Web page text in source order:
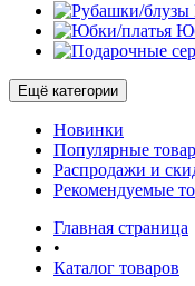
Ещё категории
Новинки
Популярные
Распродажи и
Рекомендуемые
Главная страница
•
Каталог товаров